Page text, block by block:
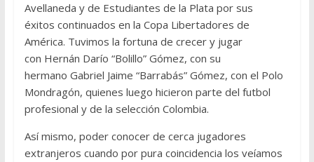
Avellaneda y de Estudiantes de la Plata por sus
éxitos continuados en la Copa Libertadores de
América. Tuvimos la fortuna de crecer y jugar
con Hernán Darío “Bolillo” Gómez, con su
hermano Gabriel Jaime “Barrabás” Gómez, con el Polo
Mondragón, quienes luego hicieron parte del futbol
profesional y de la selección Colombia.
Así mismo, poder conocer de cerca jugadores
extranjeros cuando por pura coincidencia los veíamos